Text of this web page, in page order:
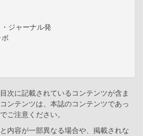
ジャーナル発
次に記載されているコンテンツが含ま
ンテンツは、本誌のコンテンツであっ
ご注意ください。
内容が一部異なる場合や、掲載されな